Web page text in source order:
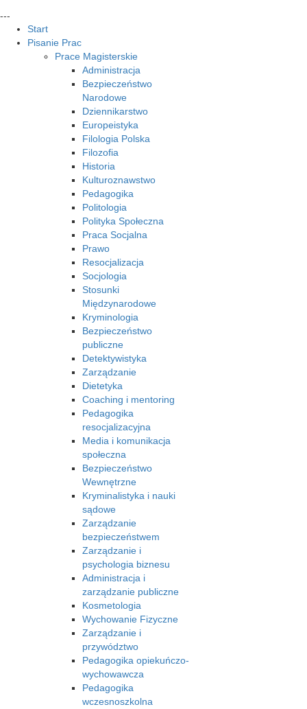
---
Start
Pisanie Prac
Prace Magisterskie
Administracja
Bezpieczeństwo
Narodowe
Dziennikarstwo
Europeistyka
Filologia Polska
Filozofia
Historia
Kulturoznawstwo
Pedagogika
Politologia
Polityka Społeczna
Praca Socjalna
Prawo
Resocjalizacja
Socjologia
Stosunki
Międzynarodowe
Kryminologia
Bezpieczeństwo
publiczne
Detektywistyka
Zarządzanie
Dietetyka
Coaching i mentoring
Pedagogika
resocjalizacyjna
Media i komunikacja
społeczna
Bezpieczeństwo
Wewnętrzne
Kryminalistyka i nauki
sądowe
Zarządzanie
bezpieczeństwem
Zarządzanie i
psychologia biznesu
Administracja i
zarządzanie publiczne
Kosmetologia
Wychowanie Fizyczne
Zarządzanie i
przywództwo
Pedagogika opiekuńczo-
wychowawcza
Pedagogika
wczesnoszkolna